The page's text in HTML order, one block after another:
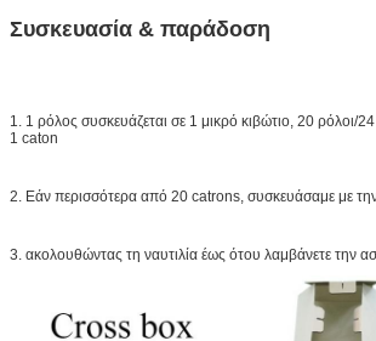
Συσκευασία & παράδοση
1. 1 ρόλος συσκευάζεται σε 1 μικρό κιβώτιο, 20 ρόλοι/
1 caton
2. Εάν περισσότερα από 20 catrons, συσκευάσαμε με
3. ακολουθώντας τη ναυτιλία έως ότου λαμβάνετε την